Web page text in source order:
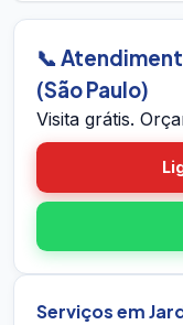
equipe vai até
Paulo), avalia
eventuais
orçamento por
compromisso
📞
(São Paulo)
Visita grátis.
Serviços em